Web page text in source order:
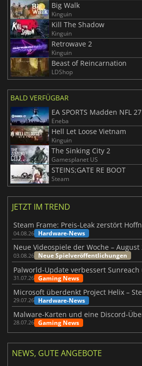
Big Walk
Kinguin
Kill The Shadow
Kinguin
Retrowave 2
Kinguin
Beast of Reincarnation
LDShop
BALD VERFÜGBAR
EA SPORTS Madden NFL 27
Eneba
Hell Let Loose Vietnam
Kinguin
The Sinking City 2
Gamesplanet US
STEINS;GATE RE BOOT
Steam
JETZT IM TREND
04.08.26 Hardware-News
03.08.26 Neue Spielveröffentlichungen
31.07.26 Gaming News
29.07.26 Hardware-News
28.07.26 Gaming News
NEWS, GUTE ANGEBOTE